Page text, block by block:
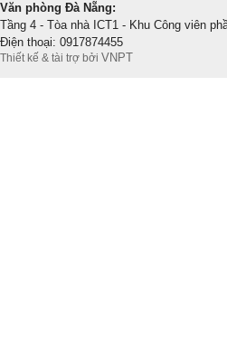
Văn phòng Đà Nẵng:
Tầng 4 - Tòa nhà ICT1 - Khu Công viên
Điện thoại: 0917874455
Thiết kế & tài trợ bởi VNPT